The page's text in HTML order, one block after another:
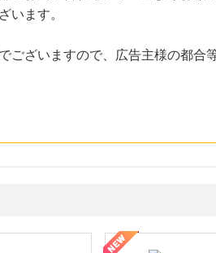
います。
ざいますので、広告主様の都合
を実現！ブランド品・貴金属の無料査定